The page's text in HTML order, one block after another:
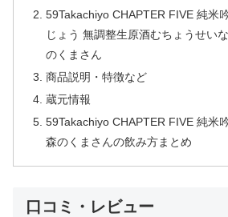
59Takachiyo CHAPTER FIVE 純米
じょう 無調整生原酒むちょうせい
のくまさん
商品説明・特徴など
蔵元情報
59Takachiyo CHAPTER FIVE 純米
森のくまさんの飲み方まとめ
口コミ・レビュー